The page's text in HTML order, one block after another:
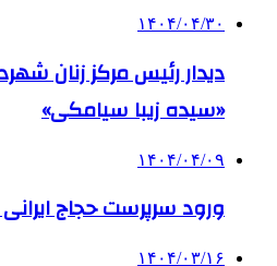
۱۴۰۴/۰۴/۳۰
دیدار رئیس مرکز زنان
«سیده زیبا سیامکی»
۱۴۰۴/۰۴/۰۹
ورود سرپرست حجاج
۱۴۰۴/۰۳/۱۶